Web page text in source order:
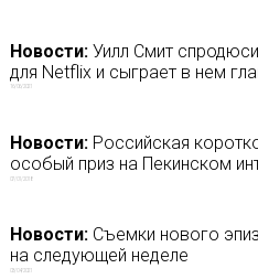
Новости:Уилл Смит
для Netflix и сыграет в нем
16/06/2021
Новости:Российская
особый приз на Пекинском
07/01/2018
Новости:Съемки нового
на следующей неделе
03/04/2021